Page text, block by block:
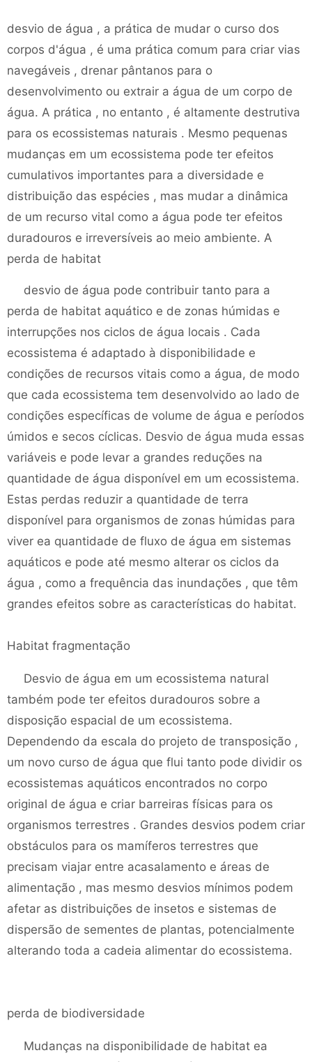
desvio de água , a prática de mudar o curso dos
corpos d'água , é uma prática comum para criar vias
navegáveis ​​, drenar pântanos para o
desenvolvimento ou extrair a água de um corpo de
água. A prática , no entanto , é altamente destrutiva
para os ecossistemas naturais . Mesmo pequenas
mudanças em um ecossistema pode ter efeitos
cumulativos importantes para a diversidade e
distribuição das espécies , mas mudar a dinâmica
de um recurso vital como a água pode ter efeitos
duradouros e irreversíveis ao meio ambiente. A
perda de habitat
desvio de água pode contribuir tanto para a
perda de habitat aquático e de zonas húmidas e
interrupções nos ciclos de água locais . Cada
ecossistema é adaptado à disponibilidade e
condições de recursos vitais como a água, de modo
que cada ecossistema tem desenvolvido ao lado de
condições específicas de volume de água e períodos
úmidos e secos cíclicas. Desvio de água muda essas
variáveis ​​e pode levar a grandes reduções na
quantidade de água disponível em um ecossistema.
Estas perdas reduzir a quantidade de terra
disponível para organismos de zonas húmidas para
viver ea quantidade de fluxo de água em sistemas
aquáticos e pode até mesmo alterar os ciclos da
água , como a frequência das inundações , que têm
grandes efeitos sobre as características do habitat.
Habitat fragmentação
Desvio de água em um ecossistema natural
também pode ter efeitos duradouros sobre a
disposição espacial de um ecossistema.
Dependendo da escala do projeto de transposição ,
um novo curso de água que flui tanto pode dividir os
ecossistemas aquáticos encontrados no corpo
original de água e criar barreiras físicas para os
organismos terrestres . Grandes desvios podem criar
obstáculos para os mamíferos terrestres que
precisam viajar entre acasalamento e áreas de
alimentação , mas mesmo desvios mínimos podem
afetar as distribuições de insetos e sistemas de
dispersão de sementes de plantas, potencialmente
alterando toda a cadeia alimentar do ecossistema.
perda de biodiversidade
Mudanças na disponibilidade de habitat ea